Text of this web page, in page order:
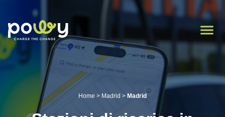
Home > Madrid > Madrid